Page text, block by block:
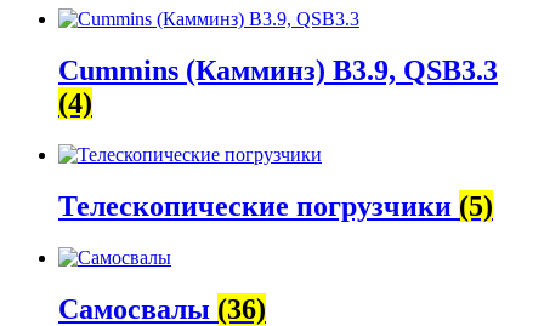
Cummins (Камминз) B3.9, QSB3.3
(4)
Телескопические погрузчики (5)
Самосвалы (36)